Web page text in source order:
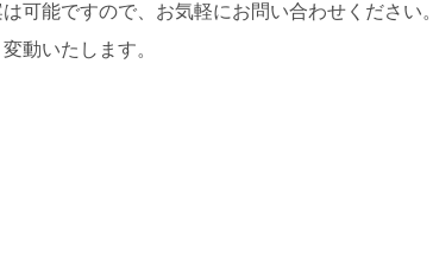
可能ですので、お気軽にお問い合わせください。
動いたします。